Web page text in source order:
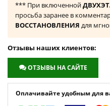
*** При включенной
просьба заранее в
ВОССТАНОВЛЕНИЯ для
Отзывы наших клиентов:
ОТЗЫВЫ НА САЙТЕ
Оплачивайте удобным для